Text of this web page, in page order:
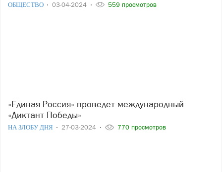
ОБЩЕСТВО 03-04-2024 559 просмотров
«Единая Россия» проведет международный
«Диктант Победы»
НА ЗЛОБУ ДНЯ 27-03-2024 770 просмотров